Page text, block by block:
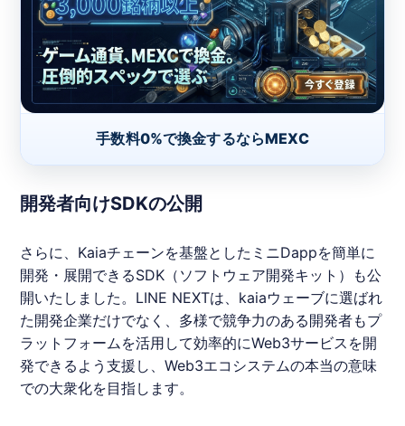
手数料0%で換金するならMEXC
開発者向けSDKの公開
さらに、Kaiaチェーンを基盤としたミニDappを簡単に
開発・展開できるSDK（ソフトウェア開発キット）も公
開いたしました。 LINE NEXTは、 kaiaウェーブに選ばれ
た開発企業だけでなく、多様で競争力のある開発者もプ
ラットフォームを活用して効率的にWeb3サービスを開
発できるよう支援し、Web3エコシステムの本当の意味
での大衆化を目指します。